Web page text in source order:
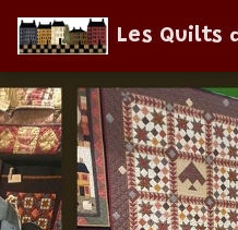
Les Quilts